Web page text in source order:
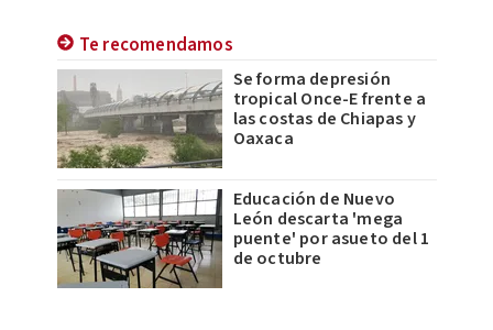
Te recomendamos
Se forma depresión
tropical Once-E frente a
las costas de Chiapas y
Oaxaca
Educación de Nuevo
León descarta 'mega
puente' por asueto del 1
de octubre